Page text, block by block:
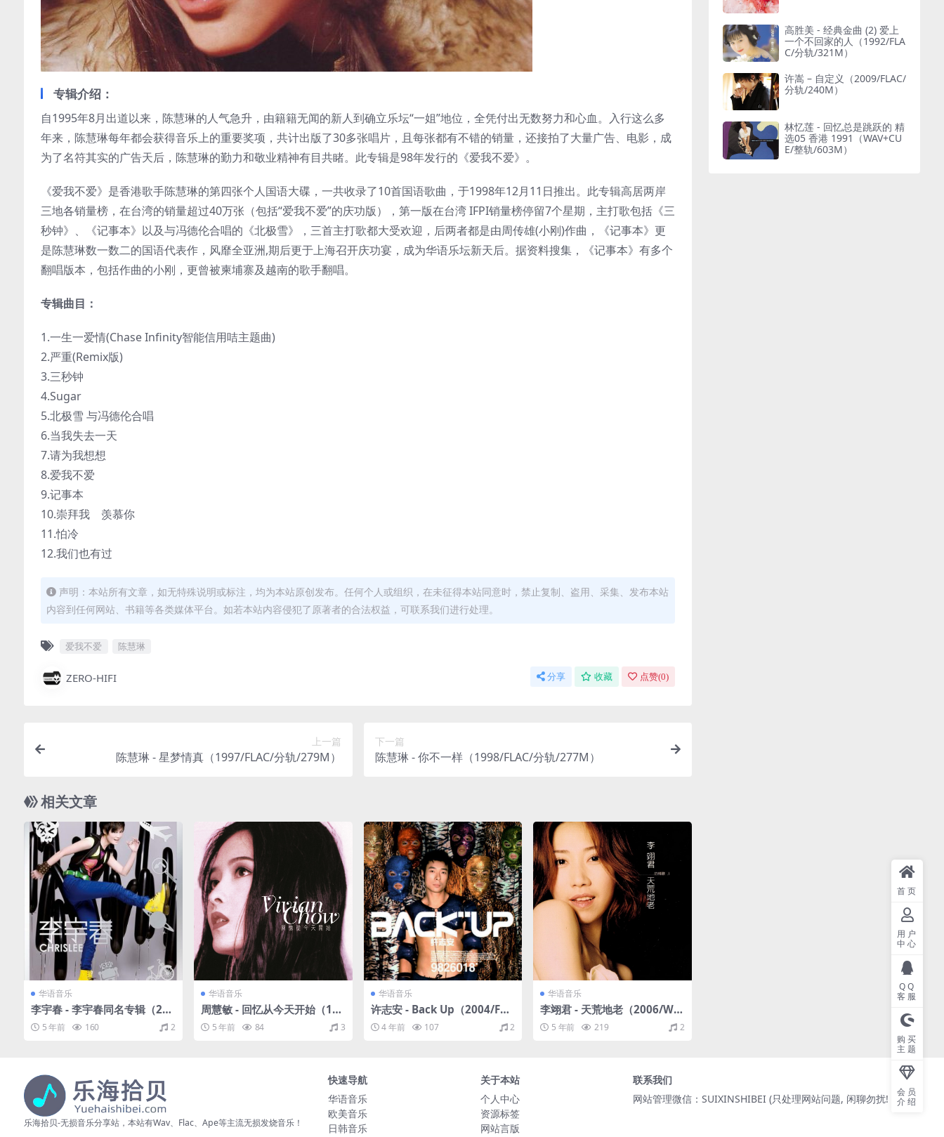
专辑介绍：
自1995年8月出道以来，陈慧琳的人气急升，由籍籍无闻的新人到确立乐坛“一姐”地位，全凭付出无数努力和心血。入行这么多
年来，陈慧琳每年都会获得音乐上的重要奖项，共计出版了30多张唱片，且每张都有不错的销量，还接拍了大量广告、电影，成
为了名符其实的广告天后，陈慧琳的勤力和敬业精神有目共睹。此专辑是98年发行的《爱我不爱》。
《爱我不爱》是香港歌手陈慧琳的第四张个人国语大碟，一共收录了10首国语歌曲，于1998年12月11日推出。此专辑高居两岸
三地各销量榜，在台湾的销量超过40万张（包括“爱我不爱”的庆功版），第一版在台湾 IFPI销量榜停留7个星期，主打歌包括《三
秒钟》、《记事本》以及与冯德伦合唱的《北极雪》，三首主打歌都大受欢迎，后两者都是由周传雄(小刚)作曲，《记事本》更
是陈慧琳数一数二的国语代表作，风靡全亚洲,期后更于上海召开庆功宴，成为华语乐坛新天后。据资料搜集，《记事本》有多个
翻唱版本，包括作曲的小刚，更曾被柬埔寨及越南的歌手翻唱。
专辑曲目：
1.一生一爱情(Chase Infinity智能信用咭主题曲)
2.严重(Remix版)
3.三秒钟
4.Sugar
5.北极雪 与冯德伦合唱
6.当我失去一天
7.请为我想想
8.爱我不爱
9.记事本
10.崇拜我 羡慕你
11.怕冷
12.我们也有过
声明：本站所有文章，如无特殊说明或标注，均为本站原创发布。任何个人或组织，在未征得本站同意时，禁止复制、盗用、采集、发布本站
内容到任何网站、书籍等各类媒体平台。如若本站内容侵犯了原著者的合法权益，可联系我们进行处理。
爱我不爱 陈慧琳
ZERO-HIFI 分享 收藏 点赞(0)
上一篇
陈慧琳 - 星梦情真（1997/FLAC/分轨/279M）
下一篇
陈慧琳 - 你不一样（1998/FLAC/分轨/277M）
相关文章
华语音乐
李宇春 - 李宇春同名专辑（200
9/FLAC/分轨/297M）
5 年前 160 2
华语音乐
周慧敏 - 回忆从今天开始（199
7/FLAC/分轨/424M）
5 年前 84 3
华语音乐
许志安 - Back Up（2004/FLA
C/分轨/265M）
4 年前 107 2
华语音乐
李翊君 - 天荒地老（2006/WA
V+CUE/整轨/524M）
5 年前 219 2
高胜美 - 经典金曲 (2) 爱上
一个不回家的人（1992/FLA
C/分轨/321M）
许嵩 – 自定义（2009/FLAC/
分轨/240M）
林忆莲 - 回忆总是跳跃的 精
选05 香港 1991（WAV+CU
E/整轨/603M）
乐海拾贝-无损音乐分享站，本站有Wav、Flac、Ape等主流无损发烧音乐！
快速导航
华语音乐
欧美音乐
日韩音乐
关于本站
个人中心
资源标签
网站言版
联系我们
网站管理微信：SUIXINSHIBEI (只处理网站问题, 闲聊勿扰! )
首页
用户
中心
QQ
客服
购买
主题
会员
介绍